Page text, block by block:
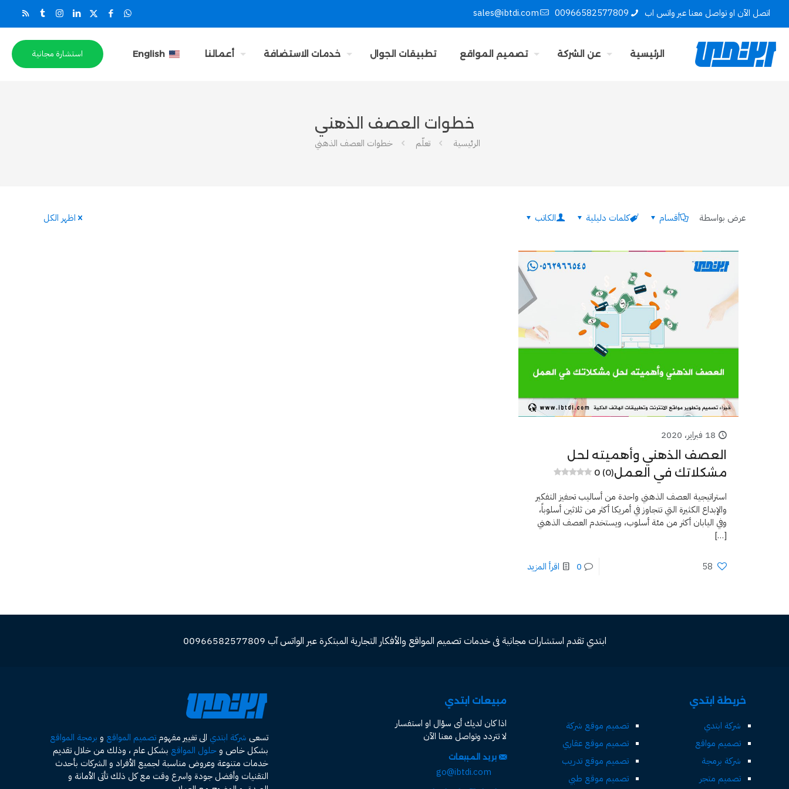
اتصل الآن او تواصل معنا عبر واتس اب 00966582577809
sales@ibtdi.com
الرئيسية عن الشركة تصميم المواقع تطبيقات الجوال خدمات الاستضافة أعمالنا English استشارة مجانية
خطوات العصف الذهني
الرئيسية تعلّم خطوات العصف الذهني
عرض بواسطة أقسام كلمات دليلية الكاتب اظهر الكل
18 فبراير، 2020
العصف الذهني وأهميته لحل
مشكلاتك في العمل0 (0)
استراتيجية العصف الذهني واحدة من أساليب تحفيز التفكير
والإبداع الكثيرة التي تتجاوز في أمريكا أكثر من ثلاثين أسلوباً،
وفي اليابان أكثر من مئة أسلوب، ويستخدم العصف الذهني
[…]
58
0 اقرأ المزيد
ابتدي تقدم استشارات مجانية فى خدمات تصميم المواقع والأفكار التجارية المبتكرة عبر الواتس آب 00966582577809
خريطة ابتدي
شركة ابتدي
تصميم مواقع
شركة برمجة
تصميم متجر
تصميم موقع شركة
تصميم موقع عقاري
تصميم موقع تدريب
تصميم موقع طبي
مبيعات ابتدي
اذا كان لديك أى سؤال او استفسار
لا تتردد وتواصل معنا الآن
بريد المبيعات
go@ibtdi.com
تسعى شركة ابتدي الى تغيير مفهومتصميم المواقع و برمجة المواقع
بشكل خاص وحلول المواقع بشكل عام ، وذلك من خلال تقديم
خدمات متنوعة وعروض مناسبة لجميع الأفراد و الشركات بأحدث
التقنيات وأفضل جودة واسرع وقت مع كل ذلك تأتى الأمانة و